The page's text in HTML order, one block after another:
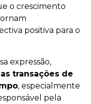
o crescimento
positiva para o
expressão,
transações de
, especialmente
pela